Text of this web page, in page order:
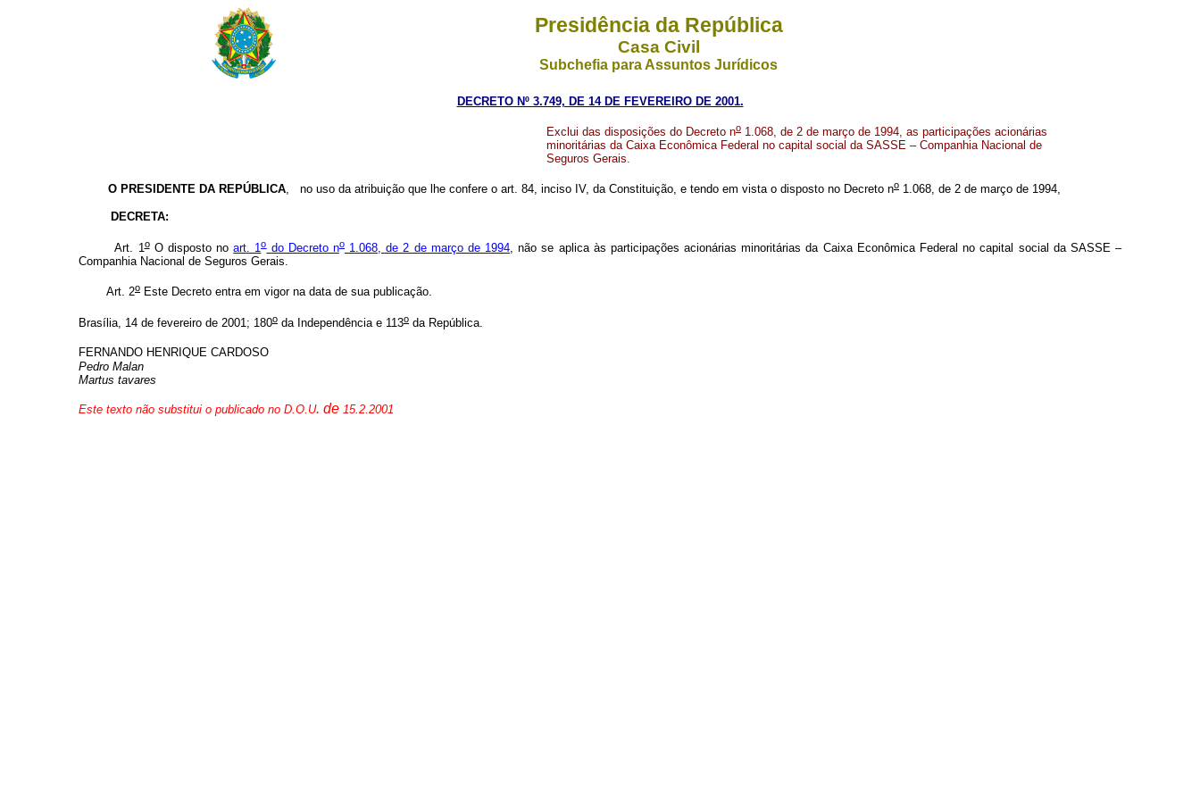
Presidência da República
Casa Civil
Subchefia para Assuntos Jurídicos
DECRETO Nº 3.749, DE 14 DE FEVEREIRO DE 2001.
Exclui das disposições do Decreto no 1.068, de 2 de março de 1994, as participações acionárias
minoritárias da Caixa Econômica Federal no capital social da SASSE – Companhia Nacional de
Seguros Gerais.
O PRESIDENTE DA REPÚBLICA, no uso da atribuição que lhe confere o art. 84, inciso IV, da Constituição, e tendo em vista o disposto no Decreto no 1.068, de 2 de março de 1994,
DECRETA:
Art. 1oO disposto noart. 1odo Decreto no1.068, de 2 de março de 1994 , não se aplica às participações acionárias minoritárias da Caixa Econômica Federal no capital social da SASSE –
Companhia Nacional de Seguros Gerais.
Art. 2o Este Decreto entra em vigor na data de sua publicação.
Brasília, 14 de fevereiro de 2001; 180o da Independência e 113o da República.
FERNANDO HENRIQUE CARDOSO
Pedro Malan
Martus tavares
Este texto não substitui o publicado no D.O.U. de 15.2.2001